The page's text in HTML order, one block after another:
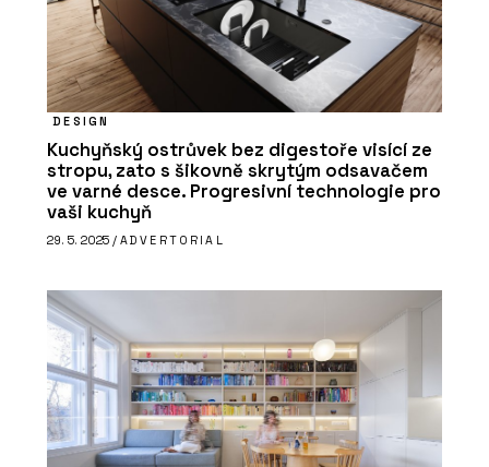
DESIGN
Kuchyňský ostrůvek bez digestoře visící ze
stropu, zato s šikovně skrytým odsavačem
ve varné desce. Progresivní technologie pro
vaši kuchyň
29. 5. 2025 / ADVERTORIAL